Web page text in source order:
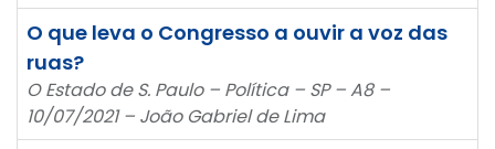
O que leva o Congresso a ouvir a voz das
ruas?
O Estado de S. Paulo – Política – SP – A8 –
10/07/2021 – João Gabriel de Lima